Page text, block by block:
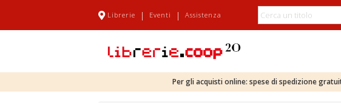
Librerie | Eventi | Assistenza
Per gli acquisti online: spese di spedizione